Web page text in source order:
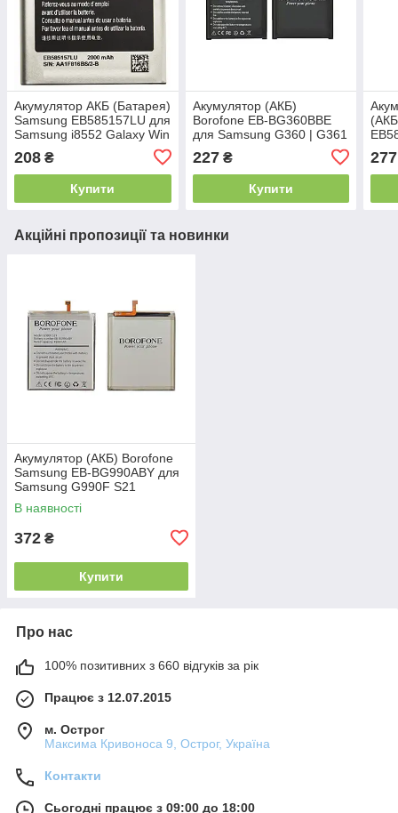
Акумулятор АКБ (Батарея)
Samsung EB585157LU для
Samsung i8552 Galaxy Win
208 ₴
Купити
Акумулятор (АКБ)
Borofone EB-BG360BBE
для Samsung G360 | G361
Galaxy Core Prime | J200
Galaxy J2 2015
227₴
Купити
277
Акційні пропозиції та новинки
Акумулятор (АКБ) Borofone
Samsung EB-BG990ABY для
Samsung G990F S21
(4500mAh)
В наявності
372 ₴
Купити
Про нас
100% позитивних з 660 відгуків за рік
Працює з 12.07.2015
м. Острог
Максима Кривоноса 9, Острог, Україна
Контакти
Сьогодні працює з 09:00 до 18:00